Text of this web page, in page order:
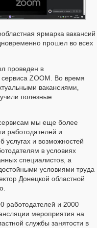
ярмарка вакансий
прошел во всех
проведен в
ZOOM. Во время
вакансиями,
полезные
мы еще более
работодателей и
и возможностей
в условиях
специалистов, а
условиями труда
Донецкой областной
работодателей и 2000
мероприятия на
службы занятости в